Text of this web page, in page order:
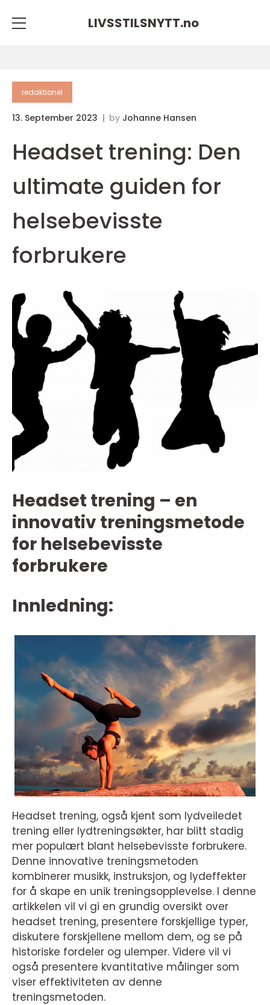
LIVSSTILSNYTT.no
redaktionel
13. September 2023 by Johanne Hansen
Headset trening: Den
ultimate guiden for
helsebevisste
forbrukere
Headset trening – en
innovativ treningsmetode
for helsebevisste
forbrukere
Innledning:
Headset trening, også kjent som lydveiledet
trening eller lydtreningsøkter, har blitt stadig
mer populært blant helsebevisste forbrukere.
Denne innovative treningsmetoden
kombinerer musikk, instruksjon, og lydeffekter
for å skape en unik treningsopplevelse. I denne
artikkelen vil vi gi en grundig oversikt over
headset trening, presentere forskjellige typer,
diskutere forskjellene mellom dem, og se på
historiske fordeler og ulemper. Videre vil vi
også presentere kvantitative målinger som
viser effektiviteten av denne
treningsmetoden.